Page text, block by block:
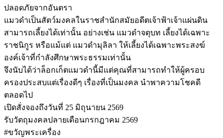
ปลอดภัยจากอันตรา
แมวดำเป็นสัตว์มงคลในราชสำนักสมัยอดีตเจ้าฟ้าเจ้าแผ่นดิน
สามารถเลี้ยงได้เท่านั้น อย่างเช่น แมวดำจตุบท เลี้ยงได้เฉพาะ
ราชนิกูร หรือแม้แต่ แมวดำมุลิลา ให้เลี้ยงได้เฉพาะพระสงฆ์
องค์เจ้าที่กำลังศึกษาพระธรรมเท่านั้น
จึงนับได้ว่าล็อกเก็ตแมวดำนี้มีแต่คุณที่สามารถทำให้ผู้ครอบ
ครองประสบแต่เรื่องดีๆ เรื่องที่เป็นมงคล นำพาความโชคดี
ตลอดไป
เปิดสั่งจองถึงวันที่ 25 มิถุนายน 2569
รับวัตถุมงคลปลายเดือนกรกฎาคม 2569
#ขวัญพระเครื่อง